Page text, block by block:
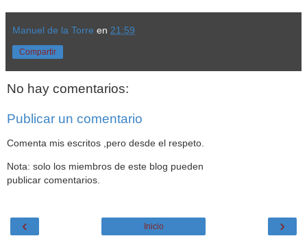
Manuel de la Torre en 21:59
Compartir
No hay comentarios:
Publicar un comentario
Comenta mis escritos ,pero desde el respeto.
Nota: solo los miembros de este blog pueden
publicar comentarios.
‹ ›
Inicio